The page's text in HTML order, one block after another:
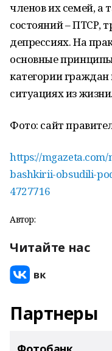
членов их семей, а
состояний – ПТСР,
депрессиях. На
основные
категории
ситуациях из жизни.
Фото: сайт
https://mgazeta.com/
bashkirii-obsudili-
4727716
Автор:
Читайте нас
Партнеры